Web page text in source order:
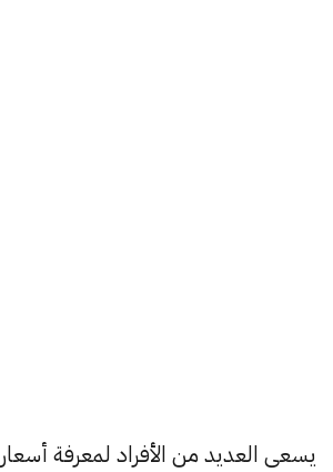
يسعى العديد من الأفراد لمعرفة